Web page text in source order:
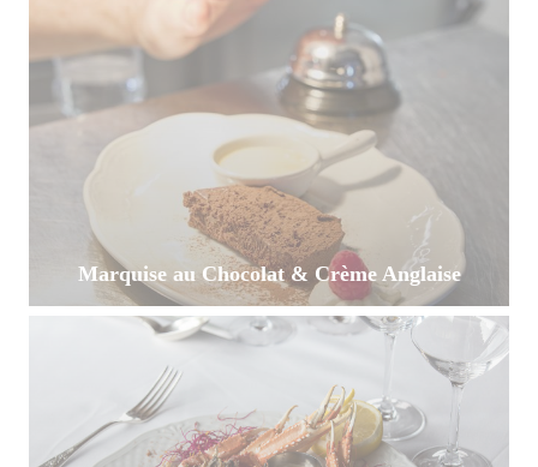
Marquise au Chocolat & Crème Anglaise